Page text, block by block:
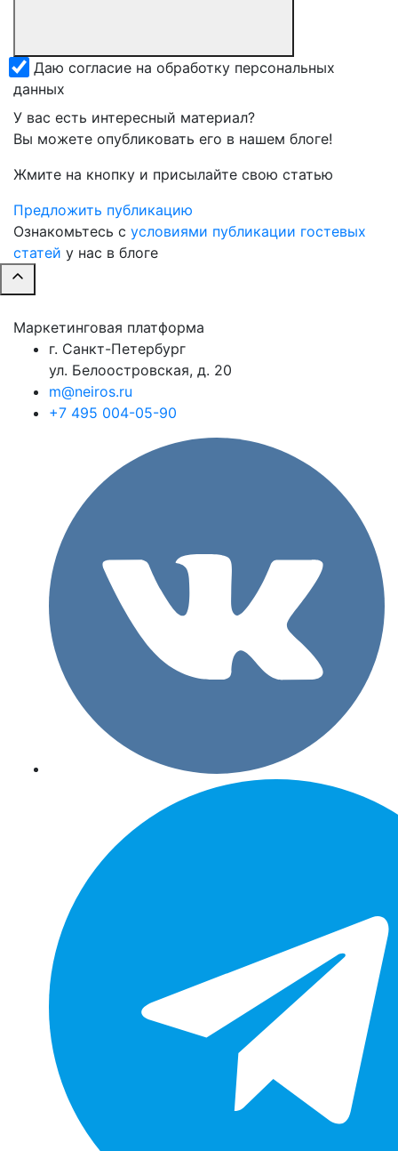
Даю согласие на обработку персональных
данных
У вас есть интересный материал?
Вы можете опубликовать его в нашем блоге!
Жмите на кнопку и присылайте свою статью
Предложить публикацию
Ознакомьтесь с условиями публикации гостевых
статей у нас в блоге
Маркетинговая платформа
г. Санкт-Петербург
ул. Белоостровская, д. 20
m@neiros.ru
+7 495 004-05-90